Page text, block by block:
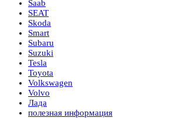
Saab
SEAT
Skoda
Smart
Subaru
Suzuki
Tesla
Toyota
Volkswagen
Volvo
Лада
полезная информация